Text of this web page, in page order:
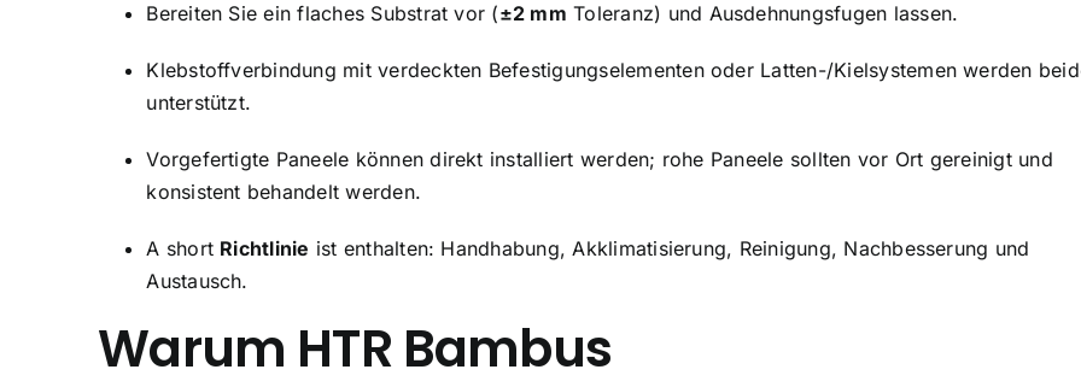
Bereiten Sie ein flaches Substrat vor (±2 mm Toleranz) und Ausdehnungsfugen lassen.
Klebstoffverbindung mit verdeckten Befestigungselementen oder Latten-/Kielsystemen werden
unterstützt.
Vorgefertigte Paneele können direkt installiert werden; rohe Paneele sollten vor Ort gereinigt und
konsistent behandelt werden.
A short Richtlinie ist enthalten: Handhabung, Akklimatisierung, Reinigung, Nachbesserung und
Austausch.
Warum HTR Bambus